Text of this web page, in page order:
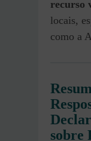
recurso
locais,
como a
sobre